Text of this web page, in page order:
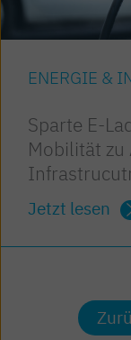
ENERGIE &
Sparte E-
Mobilität zu
Jetzt lesen